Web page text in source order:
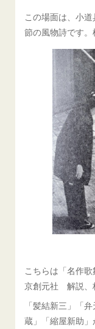
この場面は、小
節の風物詩です。
こちらは「名作
京創元社 解説、
「髪結新三」「
蔵」「縮屋新助